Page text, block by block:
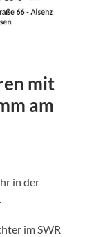
mit
am
in der
im SWR